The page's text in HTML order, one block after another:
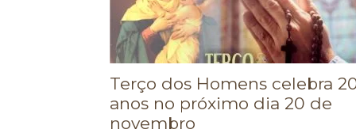
Terço dos Homens celebra
anos no próximo dia 20 de
novembro